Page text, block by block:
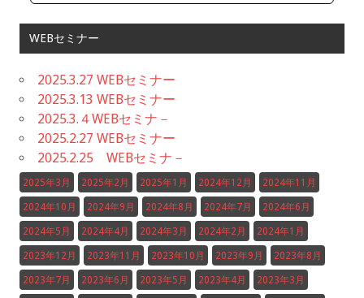
WEBセミナー
2025.3.27 WEBセミナー
2025.3.13 WEBセミナー
2025.3.４WEBセミナ－
2025.2.27 WEBセミナー
2025.2.25 WEBセミナ－
2025年3月 2025年2月 2025年1月 2024年12月 2024年11月
2024年10月 2024年9月 2024年8月 2024年7月 2024年6月
2024年5月 2024年4月 2024年3月 2024年2月 2024年1月
2023年12月 2023年11月 2023年10月 2023年9月 2023年8月
2023年7月 2023年6月 2023年5月 2023年4月 2023年3月